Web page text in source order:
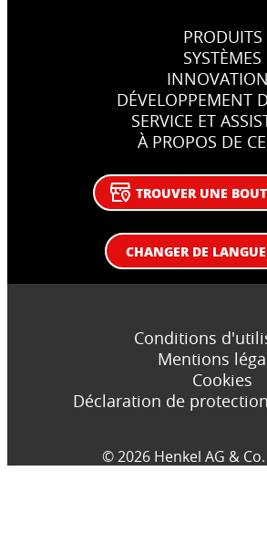
PRODUITS
SYSTÈMES
DÉVELOPPEMENT
SERVICE ET
À PROPOS DE
TROUVER UNE
CHANGER DE LANGUE
Conditions
Mentions
Cookies
Déclaration de
© 2026 Henkel AG &